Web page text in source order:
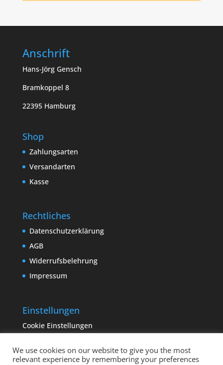
Anschrift
Hans-Jörg Gensch
Bramkoppel 8
22395 Hamburg
Shop
Zahlungsarten
Versandarten
Kasse
Rechtliches
Datenschutzerklärung
AGB
Widerrufsbelehrung
Impressum
Einstellungen
Cookie Einstellungen
We use cookies on our website to give you the most
relevant experience by remembering your preferences